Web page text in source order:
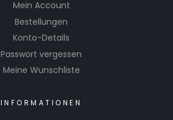
Mein Account
Bestellungen
Konto-Details
Passwort vergessen
Meine Wunschliste
INFORMATIONEN